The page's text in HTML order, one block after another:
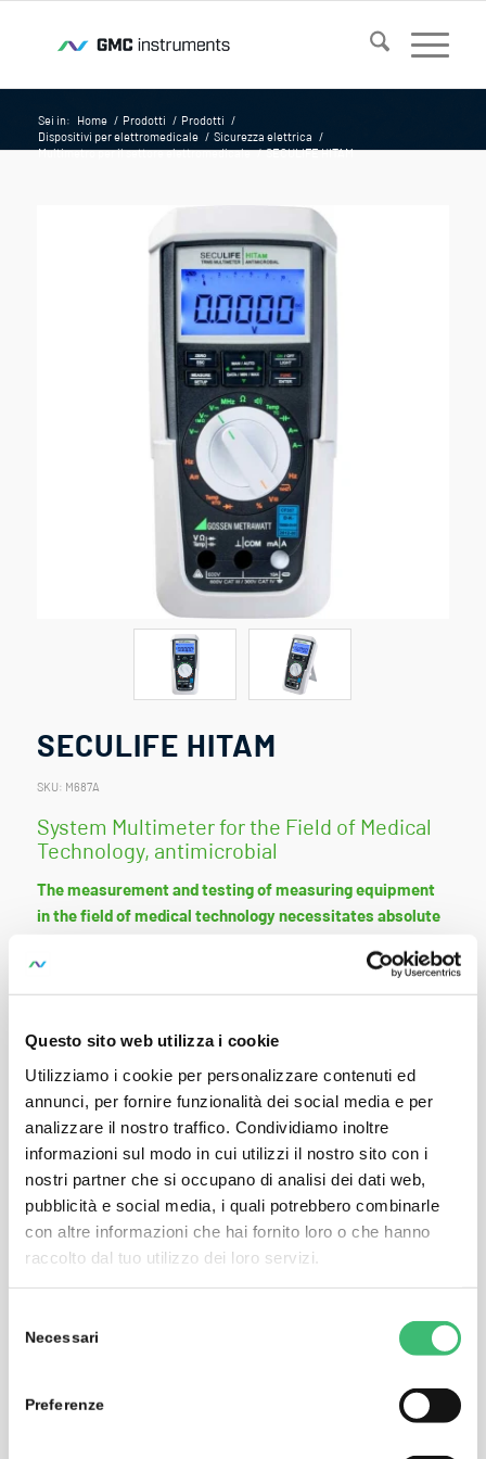
Questo sito web utilizza i cookie
Utilizziamo i cookie per personalizzare contenuti ed
annunci, per fornire funzionalità dei social media e per
analizzare il nostro traffico. Condividiamo inoltre
informazioni sul modo in cui utilizzi il nostro sito con i
nostri partner che si occupano di analisi dei dati web,
pubblicità e social media, i quali potrebbero combinarle
con altre informazioni che hai fornito loro o che hanno
raccolto dal tuo utilizzo dei loro servizi.
delNecessari
Preferenze
Sei in: Home / Prodotti / Prodotti /
Dispositivi per elettromedicale / Sicurezza elettrica /
Multimetro per il settore elettromedicale / SECULIFE HITAM
SECULIFE HITAM
SKU: M687A
System Multimeter for the Field of Medical
Technology, antimicrobial
The measurement and testing of measuring equipment
in the field of medical technology necessitates absolute
SECULIFE HIT AM has been custom tailored to fulfill
these demands: It’s the ideal device for testing, training
Voltage measurement
Auto-ranging current measurement from 100μA
(resolution: 10nA) to 10A (16A)
Capacitance and resistance measurement, diode and
continuity testing
Data storage for more than 15,000 measured values
atimicrobial properties